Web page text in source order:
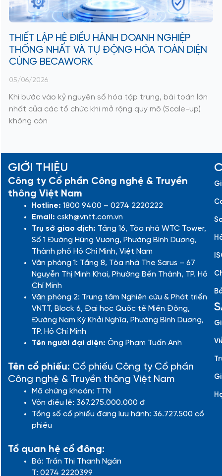
THIẾT LẬP HỆ ĐIỀU HÀNH DOANH NGHIỆP
THỐNG NHẤT VÀ TỰ ĐỘNG HÓA TOÀN DIỆN
CÙNG BECAWORK
05/06/2026
Khi bước vào kỷ nguyên số hóa tập trung, bài toán lớn
nhất của các tổ chức khi mở rộng quy mô (Scale-up)
không còn
GIỚI THIỆU
Công ty Cổ phần Công nghệ & Truyền
thông Việt Nam
Hotline: 1800 9400 – 0274 2220222
Email: cskh@vntt.com.vn
Trụ sở giao dịch: Tầng 16, Tòa nhà WTC Tower,
Số 1 Đường Hùng Vương, Phường Bình Dương,
Thành phố Hồ Chí Minh, Việt Nam
Văn phòng 1: Tầng 8, Tòa nhà The Sarus – 67
Nguyễn Thị Minh Khai, Phường Bến Thành, TP. Hồ
Chí Minh
Văn phòng 2: Trung tâm Nghiên cứu & Phát triển
VNTT, Block 6, Đại học Quốc tế Miền Đông,
Đường Nam Kỳ Khởi Nghĩa, Phường Bình Dương,
TP. Hồ Chí Minh
Tên người đại diện: Ông Phạm Tuấn Anh
Tên cổ phiếu: Cổ phiếu Công ty Cổ phần
Công nghệ & Truyền thông Việt Nam
Mã chứng khoán: TTN
Vốn điều lệ: 367.275.000.000 đ
Tổng số cổ phiếu đang lưu hành: 36.727.500 cổ
phiếu
Tổ quan hệ cổ đông:
Bà: Trần Thị Thanh Ngân
T: 0274 2220399